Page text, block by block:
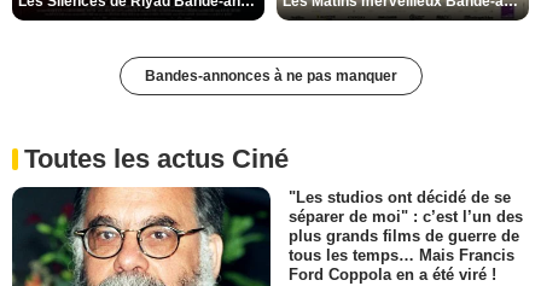
Bandes-annonces à ne pas manquer
Toutes les actus Ciné
"Les studios ont décidé de se
séparer de moi" : c’est l’un des
plus grands films de guerre de
tous les temps… Mais Francis
Ford Coppola en a été viré !